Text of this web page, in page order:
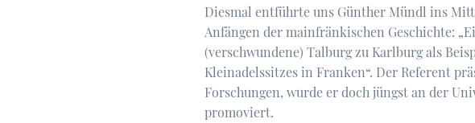
in
unruhiger
Zeit
Diesmal entführte uns Günther Mündl ins
Anfängen der mainfränkischen Geschichte:
(verschwundene) Talburg zu Karlburg als
Kleinadelssitzes in Franken“. Der Referent
Forschungen, wurde er doch jüngst an der
promoviert.